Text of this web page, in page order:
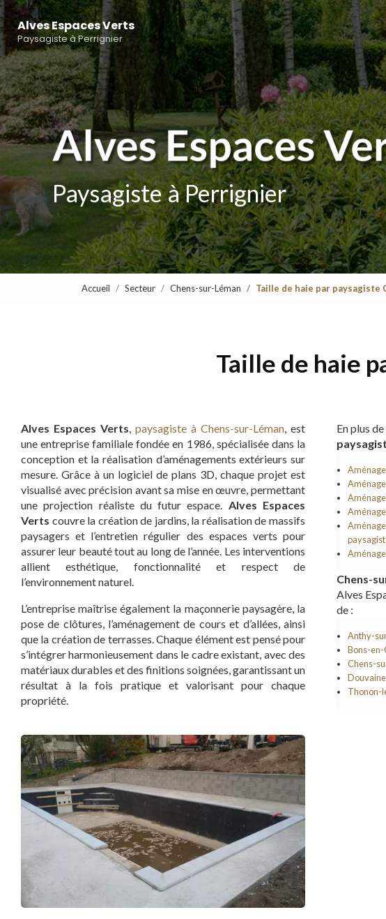
Aller
au
contenu
principal
Alves Espaces Verts
Paysagiste à Perrignier
Navigation principale
Paysagiste à Perrignier
Accueil Secteur Chens-sur-Léman Taille de haie par paysagiste
Taille de haie
Alves Espaces Verts, paysagiste à Chens-sur-Léman, est
une entreprise familiale fondée en 1986, spécialisée dans la
conception et la réalisation d’aménagements extérieurs sur
mesure. Grâce à un logiciel de plans 3D, chaque projet est
visualisé avec précision avant sa mise en œuvre, permettant
une projection réaliste du futur espace. Alves Espaces
Verts couvre la création de jardins, la réalisation de massifs
paysagers et l’entretien régulier des espaces verts pour
assurer leur beauté tout au long de l’année. Les interventions
allient esthétique, fonctionnalité et respect de
l’environnement naturel.
L’entreprise maîtrise également la maçonnerie paysagère, la
pose de clôtures, l’aménagement de cours et d’allées, ainsi
que la création de terrasses. Chaque élément est pensé pour
s’intégrer harmonieusement dans le cadre existant, avec des
matériaux durables et des finitions soignées, garantissant un
résultat à la fois pratique et valorisant pour chaque
propriété.
En plus
Chens-
Alves
de :
Anthy-
Bons-en-
Chens-
Douvaine
Thonon-